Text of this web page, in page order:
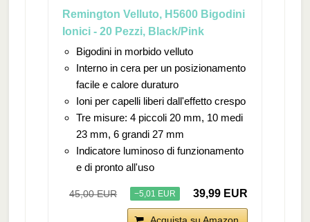
Remington Velluto, H5600 Bigodini
Ionici - 20 Pezzi, Black/Pink
Bigodini in morbido velluto
Interno in cera per un posizionamento
facile e calore duraturo
Ioni per capelli liberi dall'effetto crespo
Tre misure: 4 piccoli 20 mm, 10 medi
23 mm, 6 grandi 27 mm
Indicatore luminoso di funzionamento
e di pronto all'uso
45,00 EUR −5,01 EUR 39,99 EUR